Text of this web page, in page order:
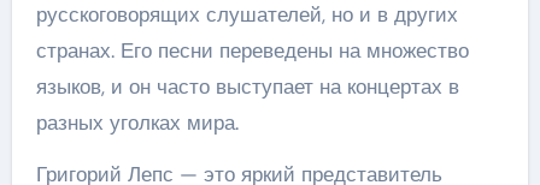
русскоговорящих слушателей, но и в других
странах. Его песни переведены на множество
языков, и он часто выступает на концертах в
разных уголках мира.
Григорий Лепс — это яркий представитель